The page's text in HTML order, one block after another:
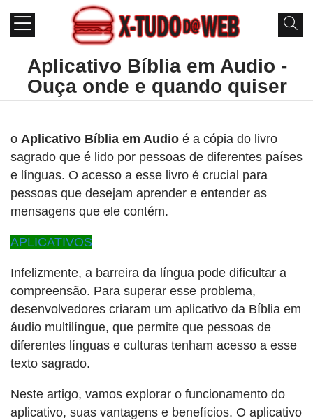
Aplicativo Bíblia em Audio -
Ouça onde e quando quiser
o Aplicativo Bíblia em Audio é a cópia do livro
sagrado que é lido por pessoas de diferentes países
e línguas. O acesso a esse livro é crucial para
pessoas que desejam aprender e entender as
mensagens que ele contém.
APLICATIVOS
Infelizmente, a barreira da língua pode dificultar a
compreensão. Para superar esse problema,
desenvolvedores criaram um aplicativo da Bíblia em
áudio multilíngue, que permite que pessoas de
diferentes línguas e culturas tenham acesso a esse
texto sagrado.
Neste artigo, vamos explorar o funcionamento do
aplicativo, suas vantagens e benefícios. O aplicativo